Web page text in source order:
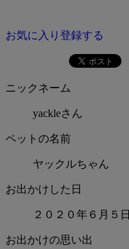
お気に入り登録する
ニックネーム
yackleさん
ペットの名前
ヤックルちゃん
お出かけした日
２０２０年６月５日
お出かけの思い出